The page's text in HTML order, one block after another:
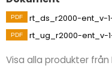
rt_ds_r2000-ent_v-
rt_ug_r2000-ent_v-
Visa alla produkter från